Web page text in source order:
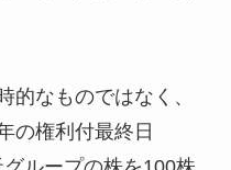
的なものではなく、
の権利付最終日